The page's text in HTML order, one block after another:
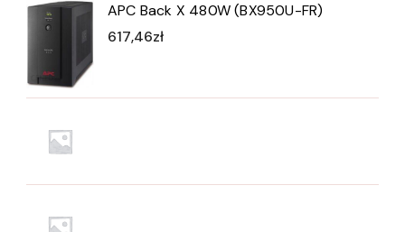
APC Back X 480W (BX950U-FR)
617,46zł